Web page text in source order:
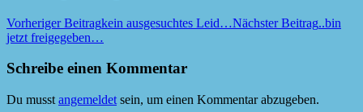
Vorheriger Beitragkein ausgesuchtes Leid…Nächster Beitrag..bin
jetzt freigegeben…
Schreibe einen Kommentar
Du musst angemeldet sein, um einen Kommentar abzugeben.